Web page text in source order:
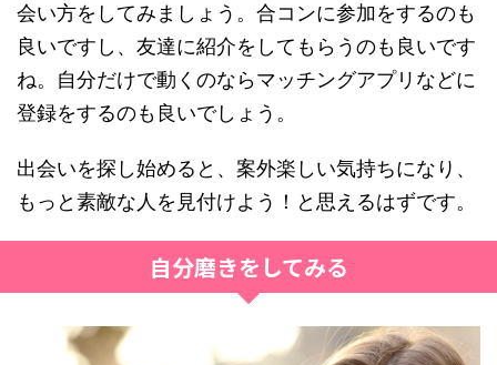
会い方をしてみましょう。合コンに参加をするのも
良いですし、友達に紹介をしてもらうのも良いです
ね。自分だけで動くのならマッチングアプリなどに
登録をするのも良いでしょう。
出会いを探し始めると、案外楽しい気持ちになり、
もっと素敵な人を見付けよう！と思えるはずです。
自分磨きをしてみる